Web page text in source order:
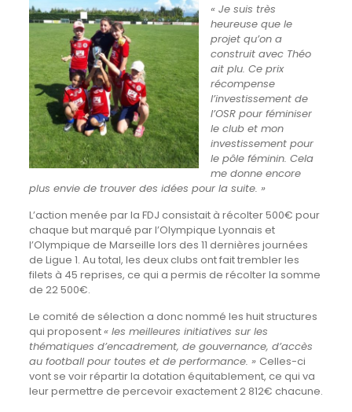
« Je suis très
heureuse que le
projet qu’on a
construit avec Théo
ait plu. Ce prix
récompense
l’investissement de
l’OSR pour féminiser
le club et mon
investissement pour
le pôle féminin. Cela
me donne encore
plus envie de trouver des idées pour la suite. »
L’action menée par la FDJ consistait à récolter 500€ pour
chaque but marqué par l’Olympique Lyonnais et
l’Olympique de Marseille lors des 11 dernières journées
de Ligue 1. Au total, les deux clubs ont fait trembler les
filets à 45 reprises, ce qui a permis de récolter la somme
de 22 500€.
Le comité de sélection a donc nommé les huit structures
qui proposent« les meilleures initiatives sur les
thématiques d’encadrement, de gouvernance, d’accès
au football pour toutes et de performance. » Celles-ci
vont se voir répartir la dotation équitablement, ce qui va
leur permettre de percevoir exactement 2 812€ chacune.